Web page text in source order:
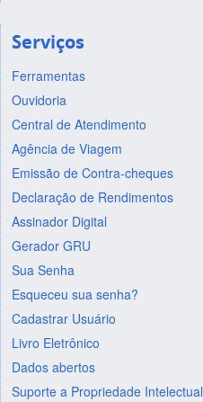
Serviços
Ferramentas
Ouvidoria
Central de Atendimento
Agência de Viagem
Emissão de Contra-cheques
Declaração de Rendimentos
Assinador Digital
Gerador GRU
Sua Senha
Esqueceu sua senha?
Cadastrar Usuário
Livro Eletrônico
Dados abertos
Suporte a Propriedade Intelectual